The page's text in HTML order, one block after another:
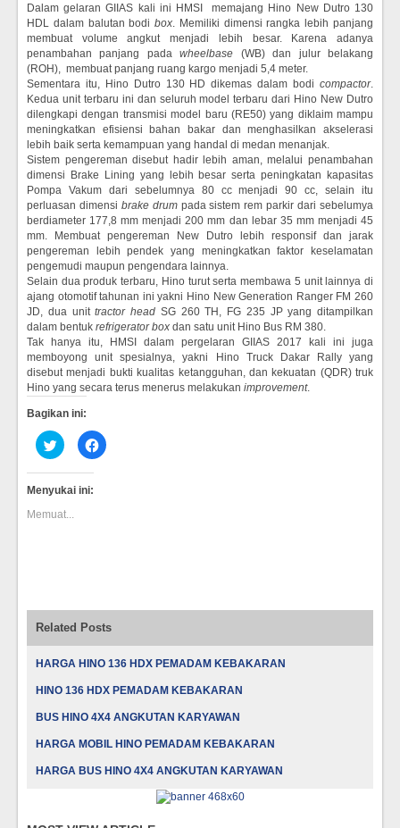
Dalam gelaran GIIAS kali ini HMSI memajang Hino New Dutro 130
HDL dalam balutan bodibox. Memiliki dimensi rangka lebih panjang
membuat volume angkut menjadi lebih besar. Karena adanya
penambahan panjang padawheelbase (WB) dan julur belakang
(ROH), membuat panjang ruang kargo menjadi 5,4 meter.
Sementara itu, Hino Dutro 130 HD dikemas dalam bodi compactor.
Kedua unit terbaru ini dan seluruh model terbaru dari Hino New Dutro
dilengkapi dengan transmisi model baru (RE50) yang diklaim mampu
meningkatkan efisiensi bahan bakar dan menghasilkan akselerasi
lebih baik serta kemampuan yang handal di medan menanjak.
Sistem pengereman disebut hadir lebih aman, melalui penambahan
dimensi Brake Lining yang lebih besar serta peningkatan kapasitas
Pompa Vakum dari sebelumnya 80 cc menjadi 90 cc, selain itu
perluasan dimensi brake drumpada sistem rem parkir dari sebelumya
berdiameter 177,8 mm menjadi 200 mm dan lebar 35 mm menjadi 45
mm. Membuat pengereman New Dutro lebih responsif dan jarak
pengereman lebih pendek yang meningkatkan faktor keselamatan
pengemudi maupun pengendara lainnya.
Selain dua produk terbaru, Hino turut serta membawa 5 unit lainnya di
ajang otomotif tahunan ini yakni Hino New Generation Ranger FM 260
JD, dua unittractor head SG 260 TH, FG 235 JP yang ditampilkan
dalam bentuk refrigerator box dan satu unit Hino Bus RM 380.
Tak hanya itu, HMSI dalam pergelaran GIIAS 2017 kali ini juga
memboyong unit spesialnya, yakni Hino Truck Dakar Rally yang
disebut menjadi bukti kualitas ketangguhan, dan kekuatan (QDR) truk
Hino yang secara terus menerus melakukan improvement.
Bagikan ini:
Klik
untuk
berbagi
pada
Twitter(Membuka
di
yang
Klik
untuk
Menyukai ini:
Memuat...
Related Posts
HARGA HINO 136 HDX PEMADAM KEBAKARAN
HINO 136 HDX PEMADAM KEBAKARAN
BUS HINO 4X4 ANGKUTAN KARYAWAN
HARGA MOBIL HINO PEMADAM KEBAKARAN
HARGA BUS HINO 4X4 ANGKUTAN KARYAWAN